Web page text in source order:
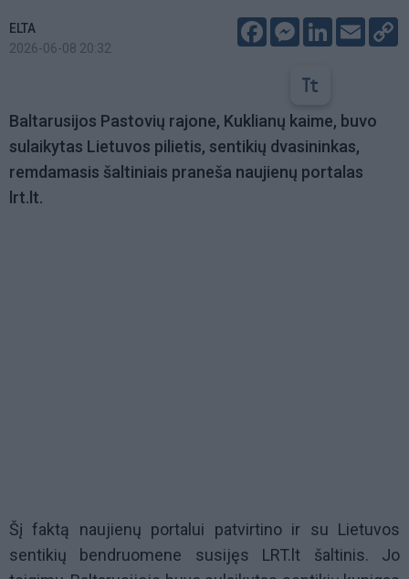
ELTA
2026-06-08 20:32
FacebookMessenger
LinkedIn
Email
Baltarusijos Pastovių rajone, Kuklianų kaime, buvo
sulaikytas Lietuvos pilietis, sentikių dvasininkas,
remdamasis šaltiniais praneša naujienų portalas
lrt.lt.
Šį faktą naujienų portalui patvirtino ir su Lietuvos
sentikių bendruomene susijęs LRT.lt šaltinis. Jo